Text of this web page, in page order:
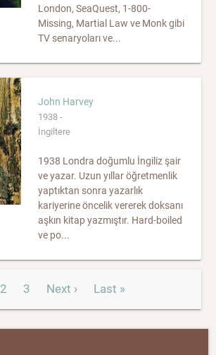
London, SeaQuest, 1-800-
Missing, Martial Law ve Monk gibi
TV senaryoları ve...
John Harvey
1938 -
İngiltere
1938 Londra doğumlu İngiliz şair
ve yazar. Uzun yıllar öğretmenlik
yaptıktan sonra yazarlık
kariyerine öncelik vererek doksanı
aşkın kitap yazmıştır. Hard-boiled
ve po...
2 3 Next › Last »